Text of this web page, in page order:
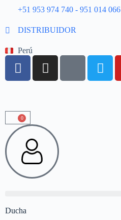
+51 953 974 740 - 951 014 066
DISTRIBUIDOR
Perú
0
Ducha